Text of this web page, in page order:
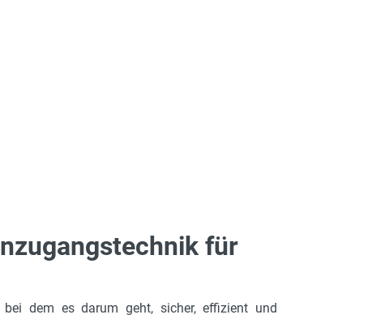
für
dem es darum geht, sicher, effizient und